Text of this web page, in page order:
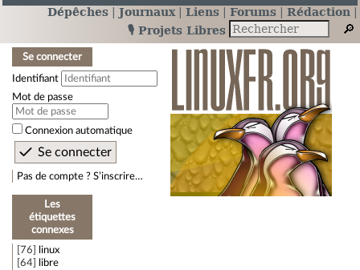
Dépêches Journaux Liens Forums
Rédaction
🎙️ Projets Libres
Se connecter
Identifiant
Mot de passe
Connexion automatique
Pas de compte ? S’inscrire…
Les
étiquettes
connexes
76
linux
64
libre